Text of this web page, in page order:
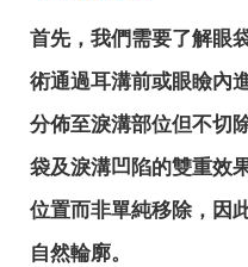
首先，我們需要了解眼
術通過耳溝前或眼瞼內
分佈至淚溝部位但不切
袋及淚溝凹陷的雙重效
位置而非單純移除，因
自然輪廓。